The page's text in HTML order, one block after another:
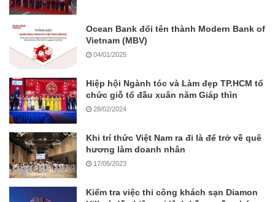
Ocean Bank đổi tên thành Modern Bank of
Vietnam (MBV)
04/01/2025
Hiệp hội Ngành tóc và Làm đẹp TP.HCM tổ
chức giỗ tổ đầu xuân năm Giáp thìn
28/02/2024
Khi trí thức Việt Nam ra đi là để trở về quê
hương làm doanh nhân
17/05/2023
Kiểm tra việc thi công khách sạn Diamon